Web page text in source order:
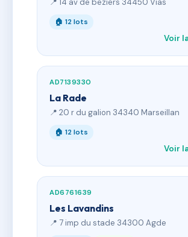
📍 14 av de beziers 34450 Vias
🏠 12 lots
Voir
AD7139330
La Rade
📍 20 r du galion 34340 Marseillan
🏠 12 lots
Voir
AD6761639
Les Lavandins
📍 7 imp du stade 34300 Agde